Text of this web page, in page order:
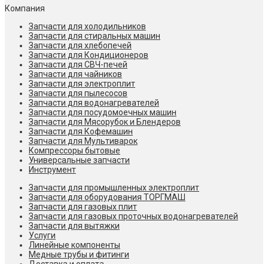
Компания
Запчасти для холодильников
Запчасти для стиральных машин
Запчасти для хлебопечей
Запчасти для Кондиционеров
Запчасти для СВЧ-печей
Запчасти для чайников
Запчасти для электроплит
Запчасти для пылесосов
Запчасти для водонагревателей
Запчасти для посудомоечных машин
Запчасти для Мясорубок и Блендеров
Запчасти для Кофемашин
Запчасти для Мультиварок
Компрессоры бытовые
Универсальные запчасти
Инструмент
Запчасти для промышленных электроплит
Запчасти для оборудования ТОРГМАШ
Запчасти для газовых плит
Запчасти для газовых проточных водонагревателей
Запчасти для вытяжки
Услуги
Линейные компоненты
Медные трубы и фитинги